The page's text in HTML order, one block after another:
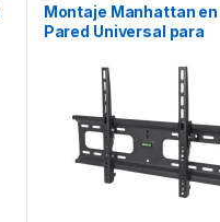
Montaje Manhattan en
Pared Universal para
80KGs, Negro AJUSTE
VERTICAL 37 A 70 75KG